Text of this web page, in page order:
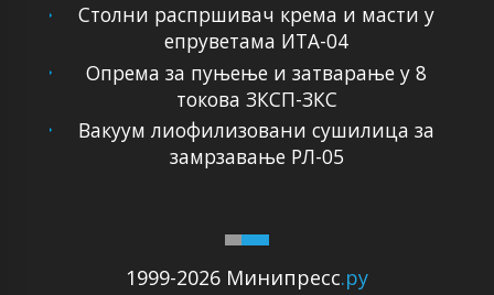
1999-2026 Минипресс.ру
Столни распршивач крема и масти у
епруветама ИТА-04
Опрема за пуњење и затварање у 8
токова ЗКСП-ЗКС
Вакуум лиофилизовани сушилица за
замрзавање РЛ-05